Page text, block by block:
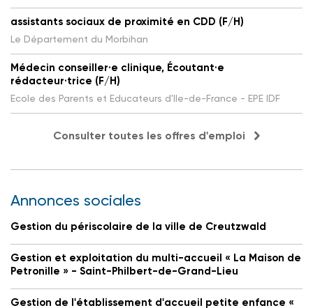
assistants sociaux de proximité en CDD (F/H)
Le Département du Morbihan
Médecin conseiller·e clinique, Écoutant·e
rédacteur·trice (F/H)
Ecole des Parents et Educateurs d'Ile-de-France - EPE IDF
Consulter toutes les offres d'emploi
Annonces sociales
Gestion du périscolaire de la ville de Creutzwald
Gestion et exploitation du multi-accueil « La Maison de
Petronille » - Saint-Philbert-de-Grand-Lieu
Gestion de l'établissement d'accueil petite enfance «